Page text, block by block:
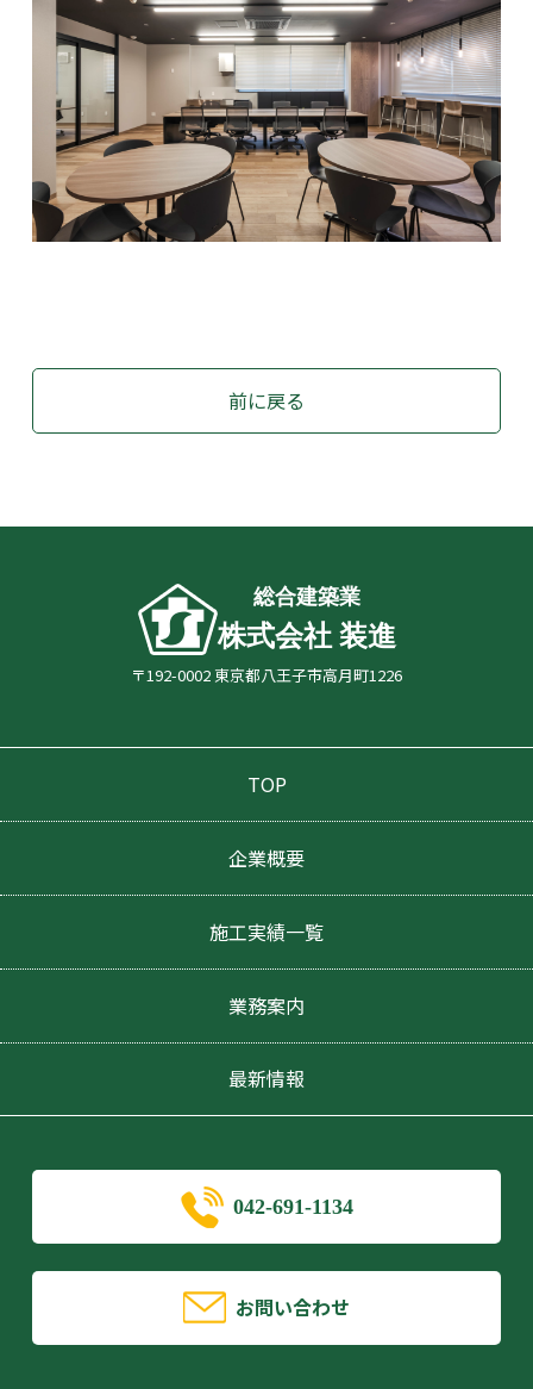
前に戻る
総合建築業
株式会社 装進
〒192-0002 東京都八王子市高月町1226
TOP
企業概要
施工実績一覧
業務案内
最新情報
042-691-1134
お問い合わせ